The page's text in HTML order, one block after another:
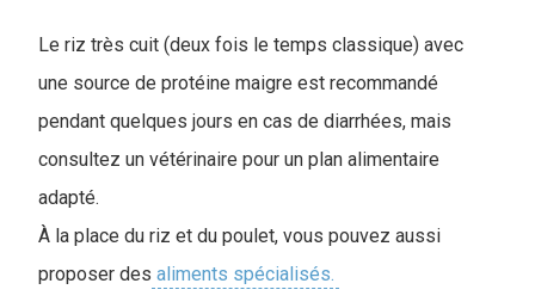
Le riz très cuit (deux fois le temps classique) avec
une source de protéine maigre est recommandé
pendant quelques jours en cas de diarrhées, mais
consultez un vétérinaire pour un plan alimentaire
adapté.
À la place du riz et du poulet, vous pouvez aussi
proposer des aliments spécialisés.